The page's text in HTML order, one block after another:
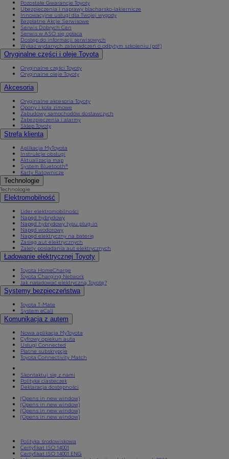
Pozostałe Gwarancje Toyoty
Ubezpieczenia i naprawy blacharsko-lakiernicze
Innowacyjne usługi dla Twojej wygody
Bezpłatne Akcje Serwisowe
Serwis Dobrych Cen
Serwis w ASO się opłaca
Dostęp do informacji serwisowych
Wykaz wydanych zaświadczeń o odbytym szkoleniu (pdf)
Oryginalne części i oleje Toyota
Oryginalne części Toyoty
Oryginalne oleje Toyoty
Akcesoria
Oryginalne akcesoria Toyoty
Opony i koła zimowe
Zabudowy samochodów dostawczych
Zabezpieczenia i alarmy
Sklep Toyoty
Strefa klienta
Aplikacja MyToyota
Instrukcje obsługi
Aktualizacja map
System Bluetooth®
Karty Ratownicze
Technologie
Technologie
Elektromobilność
Lider elektromobilności
Napęd hybrydowy
Napęd hybrydowy typu plug-in
Napęd wodorowy
Napęd elektryczny na baterię
Zasięg aut elektrycznych
Zalety posiadania aut elektrycznych
Ładowanie elektrycznej Toyoty
Toyota HomeCharge
Toyota Charging Network
Jak naładować elektryczną Toyotę?
Systemy bezpieczeństwa
Toyota T-Mate
System eCall
Komunikacja z autem
Nowa aplikacja MyToyota
Cyfrowy opiekun auta
Usługi Connected
Płatne subskrypcje
Toyota Connectivity Match
Skontaktuj się z nami
Polityka ciasteczek
Deklaracja dostępności
(Opens in new window)
(Opens in new window)
(Opens in new window)
(Opens in new window)
Polityka środowiskowa
Certyfikat ISO 14001
Certyfikat ISO 14001 ENG